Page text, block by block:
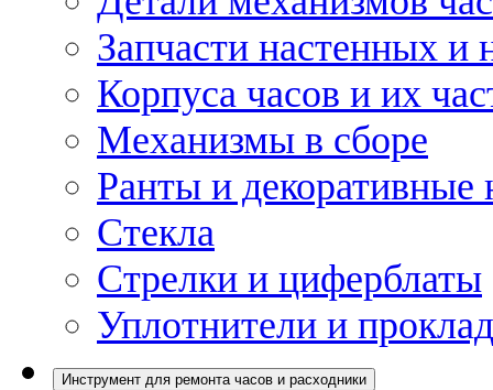
Запчасти настенных и
Корпуса часов и их
Механизмы в сборе
Ранты и декоративные
Стекла
Стрелки и циферблаты
Уплотнители и
Инструмент для ремонта часов и расходники